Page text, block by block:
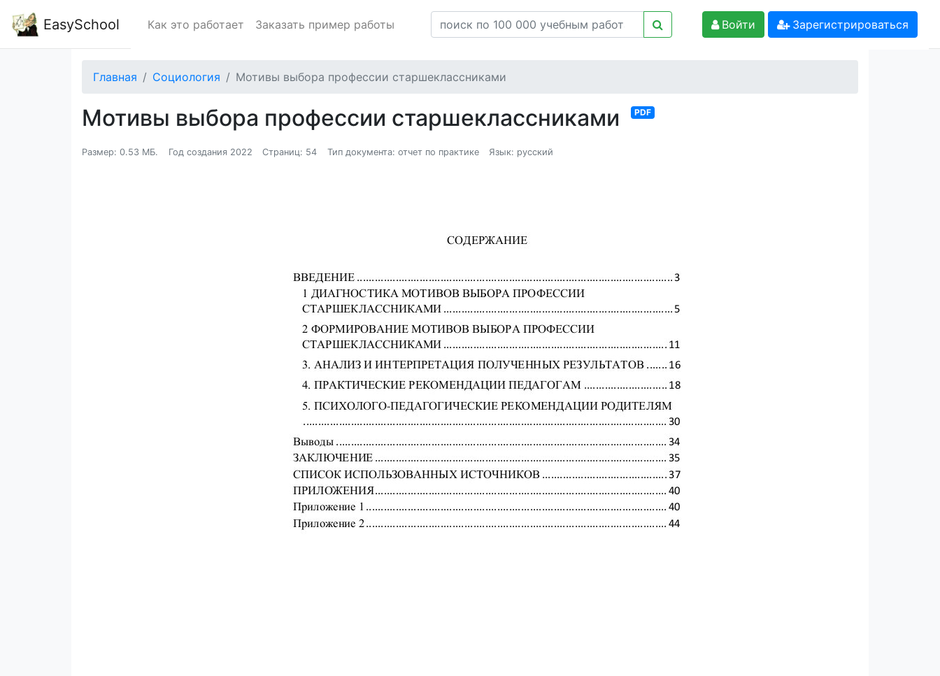
EasySchool Как это работает Заказать пример работы Войти Зарегистрироваться
Главная Социология Мотивы выбора профессии старшеклассниками
Мотивы выбора профессии старшеклассниками PDF
Размер: 0.53 МБ. Год создания 2022 Страниц: 54 Тип документа: отчет по практике Язык: русский